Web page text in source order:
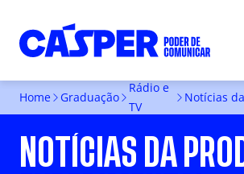
Home Graduação
Rádio e
TV
NOTÍCIAS DA